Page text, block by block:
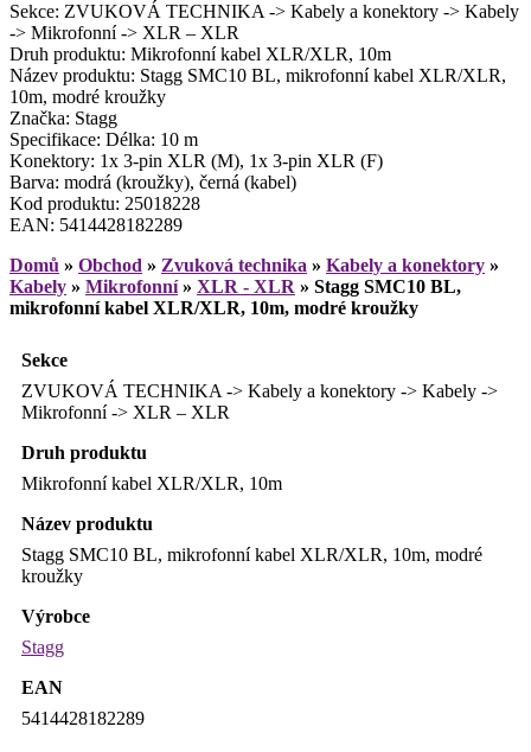
Sekce: ZVUKOVÁ TECHNIKA -> Kabely a konektory -> Kabely
-> Mikrofonní -> XLR – XLR
Druh produktu: Mikrofonní kabel XLR/XLR, 10m
Název produktu: Stagg SMC10 BL, mikrofonní kabel XLR/XLR,
10m, modré kroužky
Značka: Stagg
Specifikace: Délka: 10 m
Konektory: 1x 3-pin XLR (M), 1x 3-pin XLR (F)
Barva: modrá (kroužky), černá (kabel)
Kod produktu: 25018228
EAN: 5414428182289
Domů » Obchod » Zvuková technika » Kabely a konektory »
Kabely » Mikrofonní» XLR - XLR » Stagg SMC10 BL,
mikrofonní kabel XLR/XLR, 10m, modré kroužky
Sekce
ZVUKOVÁ TECHNIKA -> Kabely a konektory -> Kabely ->
Mikrofonní -> XLR – XLR
Druh produktu
Mikrofonní kabel XLR/XLR, 10m
Název produktu
Stagg SMC10 BL, mikrofonní kabel XLR/XLR, 10m, modré
kroužky
Výrobce
Stagg
EAN
5414428182289